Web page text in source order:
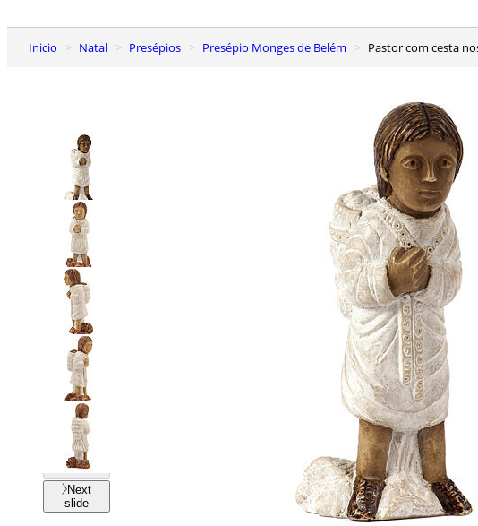
Inicio Natal Presépios Presépio Monges de Belém Pastor com cesta
Previous
slide
Next
slide